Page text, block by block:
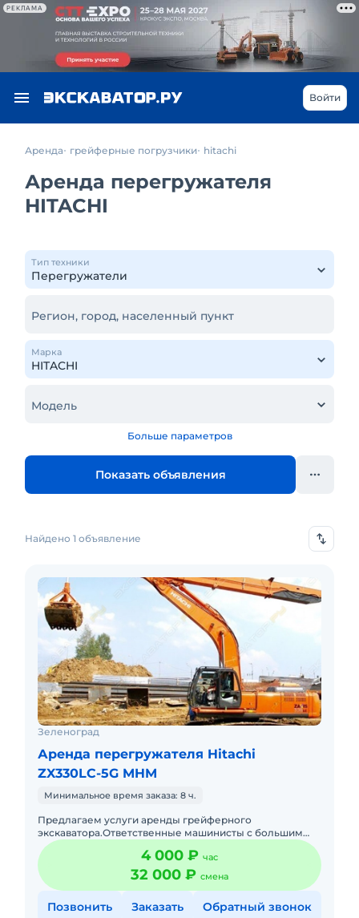
РЕКЛАМА
Войти
Аренда грейферные погрузчики hitachi
Аренда перегружателя
HITACHI
Тип техники
Регион, город, населенный пункт
Марка
Модель
Больше параметров
Показать объявления
Найдено 1 объявление
Зеленоград
Аренда перегружателя Hitachi
ZX330LC-5G MHM
Минимальное время заказа: 8 ч.
Предлагаем услуги аренды грейферного
экскаватора.Ответственные машинисты с большим
опытом работы.Доставляем технику своими
тралами.Подача в день заказа. Пакет о
4 000 ₽ час
32 000 ₽ смена
Позвонить Заказать Обратный звонок